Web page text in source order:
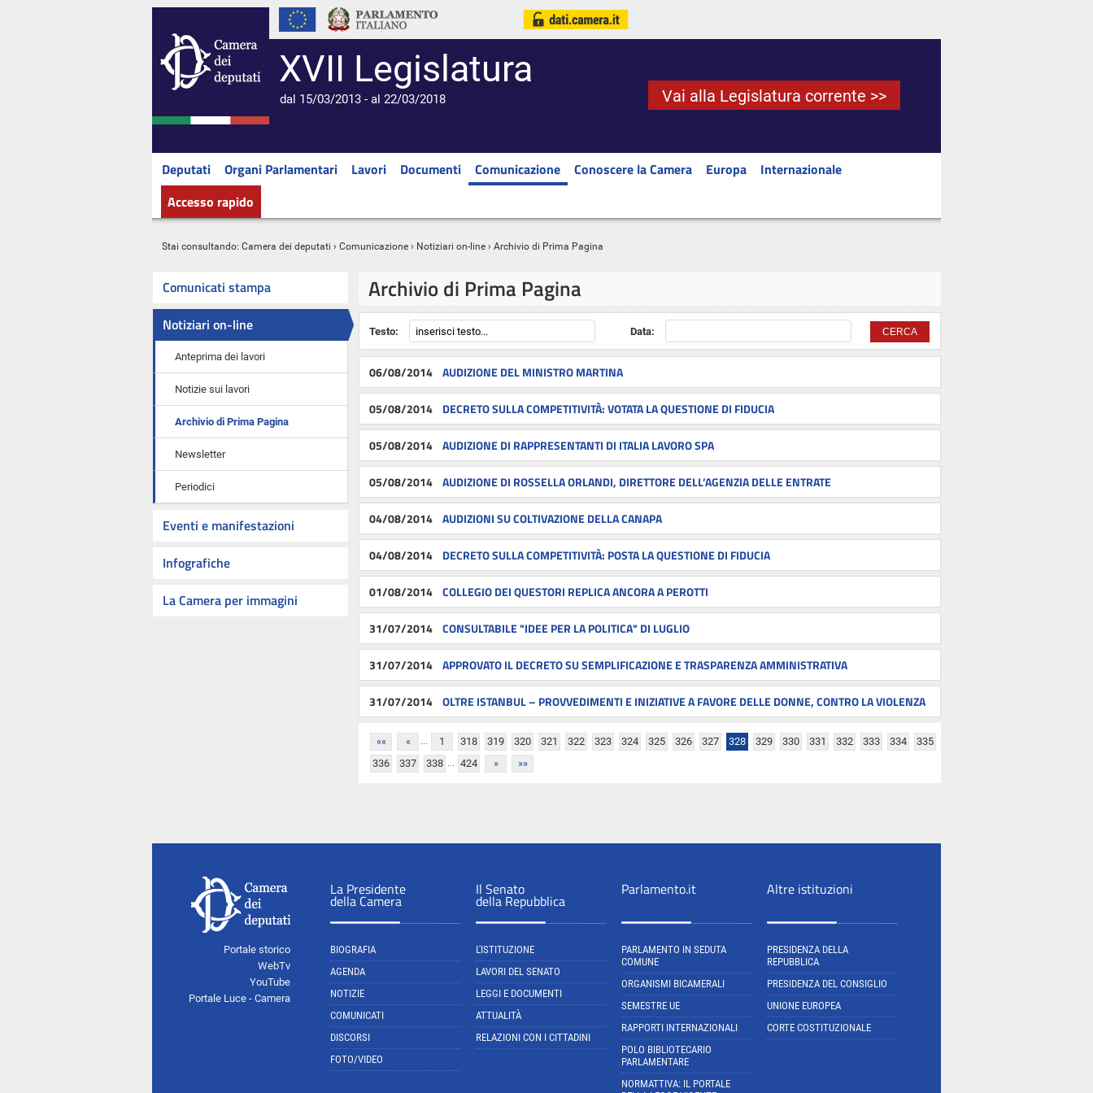
XVII Legislatura
dal 15/03/2013 - al 22/03/2018 Vai alla Legislatura corrente >>
Deputati Organi Parlamentari Lavori Documenti Comunicazione Conoscere la Camera Europa
Internazionale
Accesso rapido
Stai consultando: Camera dei deputati › Comunicazione › Notiziari on-line › Archivio di Prima Pagina
Comunicati stampa
Notiziari on-line
Anteprima dei lavori
Notizie sui lavori
Archivio di Prima Pagina
Newsletter
Periodici
Eventi e manifestazioni
Infografiche
La Camera per immagini
Archivio di Prima Pagina
Testo: Data: CERCA
06/08/2014 AUDIZIONE DEL MINISTRO MARTINA
05/08/2014 DECRETO SULLA COMPETITIVITÀ:VOTATA LA QUESTIONE DI FIDUCIA
05/08/2014 AUDIZIONE DI RAPPRESENTANTI DI ITALIA LAVORO SPA
05/08/2014 AUDIZIONE DI ROSSELLA ORLANDI, DIRETTORE DELL’AGENZIA DELLE ENTRATE
04/08/2014 AUDIZIONI SU COLTIVAZIONE DELLA CANAPA
04/08/2014 DECRETO SULLA COMPETITIVITÀ: POSTA LA QUESTIONEDI FIDUCIA
01/08/2014 COLLEGIO DEI QUESTORI REPLICA ANCORA A PEROTTI
31/07/2014 CONSULTABILE "IDEE PER LA POLITICA" DI LUGLIO
31/07/2014 APPROVATO IL DECRETO SU SEMPLIFICAZIONE E TRASPARENZA AMMINISTRATIVA
31/07/2014 OLTRE ISTANBUL – PROVVEDIMENTI E INIZIATIVE A FAVORE DELLE DONNE, CONTRO LA VIOLENZA
«« « 1
... 318 319 320 321 322 323 324 325 326 327 328 329 330 331 332 333 334
335
336
337 338 ... 424 » »»
Portale storico
WebTv
YouTube
Portale Luce - Camera
La Presidente
della Camera
BIOGRAFIA
AGENDA
NOTIZIE
COMUNICATI
DISCORSI
FOTO/VIDEO
Il Senato
della Repubblica
L'ISTITUZIONE
LAVORI DEL SENATO
LEGGI E DOCUMENTI
ATTUALITÀ
RELAZIONI CON I CITTADINI
Parlamento.it
PARLAMENTO IN SEDUTA
COMUNE
ORGANISMI BICAMERALI
SEMESTRE UE
RAPPORTI INTERNAZIONALI
POLO BIBLIOTECARIO
PARLAMENTARE
NORMATTIVA: IL PORTALE
Altre istituzioni
PRESIDENZA DELLA
REPUBBLICA
PRESIDENZA DEL CONSIGLIO
UNIONE EUROPEA
CORTE COSTITUZIONALE